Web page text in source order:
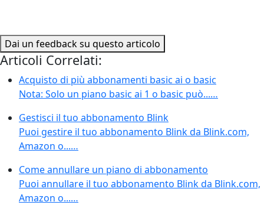
Dai un feedback su questo articolo
Articoli Correlati:
Acquisto di più abbonamenti basic ai o basic
Nota: Solo un piano basic ai 1 o basic può...…
Gestisci il tuo abbonamento Blink
Puoi gestire il tuo abbonamento Blink da Blink.com,
Amazon o...…
Come annullare un piano di abbonamento
Puoi annullare il tuo abbonamento Blink da Blink.com,
Amazon o...…